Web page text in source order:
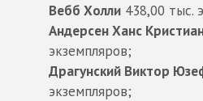
Вебб Холли 438,00 тыс.
Андерсен Ханс
экземпляров;
Драгунский Виктор
экземпляров;